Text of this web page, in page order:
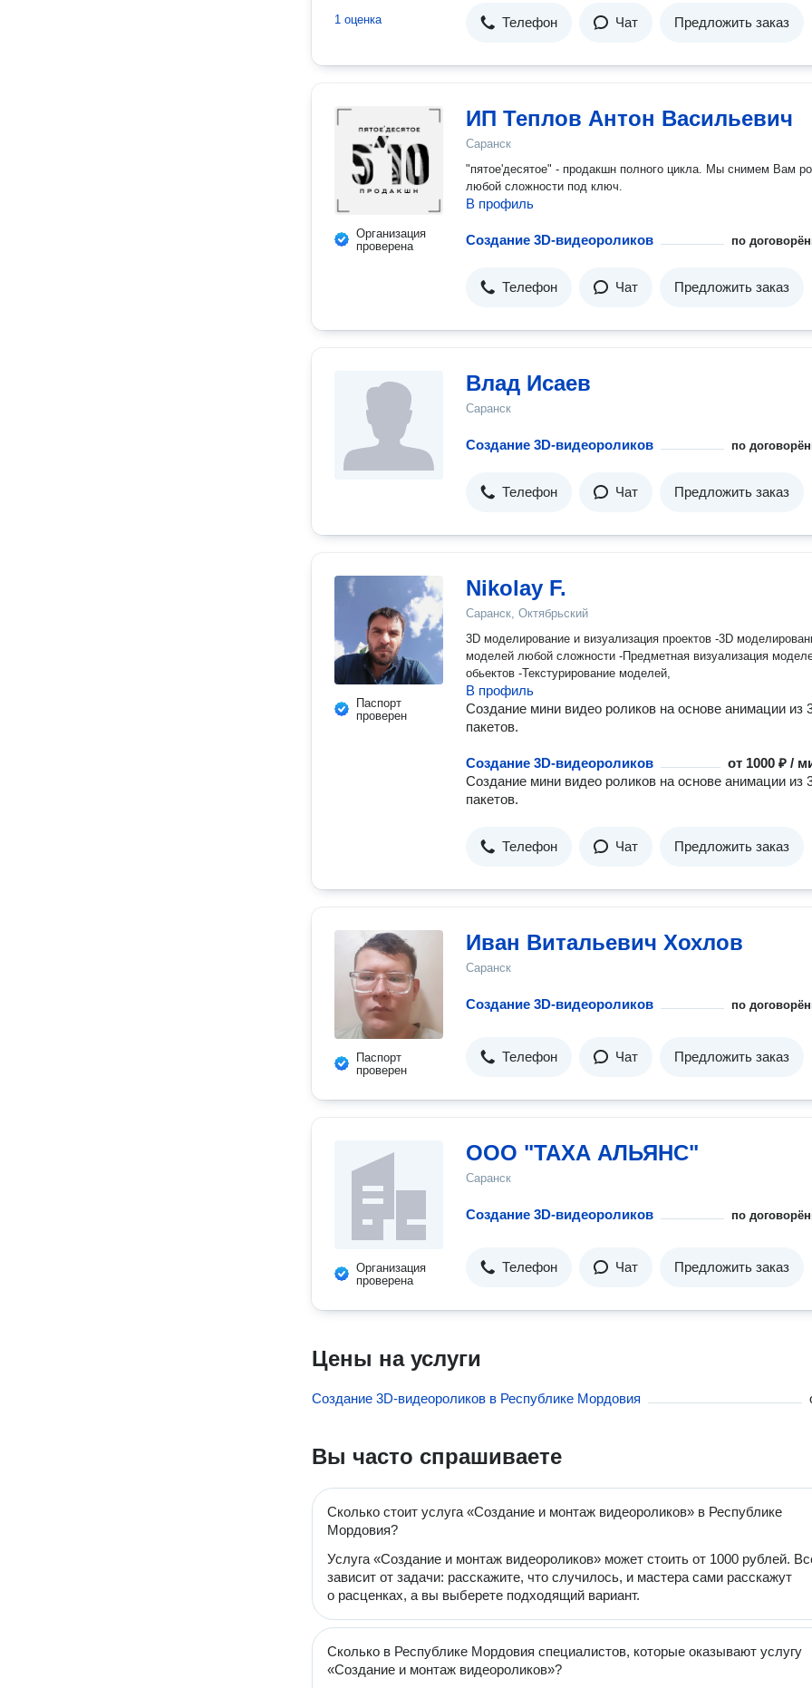
1 оценка Телефон Чат Предложить заказ
Организация
проверена
ИП Теплов Антон Васильевич
Саранск
"пятое'десятое" - продакшн полного цикла. Мы снимем Вам
любой сложности под ключ.
В профиль
Создание 3D-видеороликов по
Телефон Чат Предложить заказ
Влад Исаев
Саранск
Создание 3D-видеороликов по
Телефон Чат Предложить заказ
Паспорт
проверен
Nikolay F.
Саранск, Октябрьский
3D моделирование и визуализация проектов -3D моделирование
моделей любой сложности -Предметная визуализация
обьектов -Текстурирование моделей,
В профиль
Создание мини видео роликов на основе анимации из
пакетов.
Создание 3D-видеороликов от 1000 ₽ /
Создание мини видео роликов на основе анимации из
пакетов.
Телефон Чат Предложить заказ
Паспорт
проверен
Иван Витальевич Хохлов
Саранск
Создание 3D-видеороликов по
Телефон Чат Предложить заказ
Организация
проверена
ООО "ТАХА АЛЬЯНС"
Саранск
Создание 3D-видеороликов по
Телефон Чат Предложить заказ
Цены на услуги
Создание 3D-видеороликов в Республике Мордовия
Вы часто спрашиваете
Сколько стоит услуга «Создание и монтаж видеороликов» в Республике
Мордовия?
Услуга «Создание и монтаж видеороликов» может стоить от 1000 рублей.
зависит от задачи: расскажите, что случилось, и мастера сами расскажут
о расценках, а вы выберете подходящий вариант.
Сколько в Республике Мордовия специалистов, которые оказывают услугу
«Создание и монтаж видеороликов»?